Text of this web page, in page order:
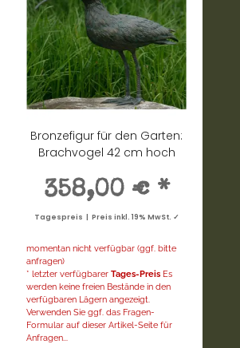
Bronzefigur für den Garten:
Brachvogel 42 cm hoch
358,00 € *
Tagespreis | Preis inkl. 19% MwSt. ✓
momentan nicht verfügbar (ggf. bitte
anfragen)
* letzter verfügbarerTages-Preis Es
werden keine freien Bestände in den
verfügbaren Lägern angezeigt.
Verwenden Sie ggf. das Fragen-
Formular auf dieser Artikel-Seite für
Anfragen...